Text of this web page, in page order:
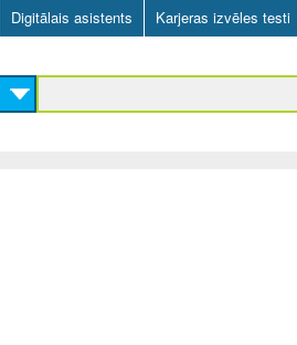
Digitālais asistents Karjeras izvēles testi